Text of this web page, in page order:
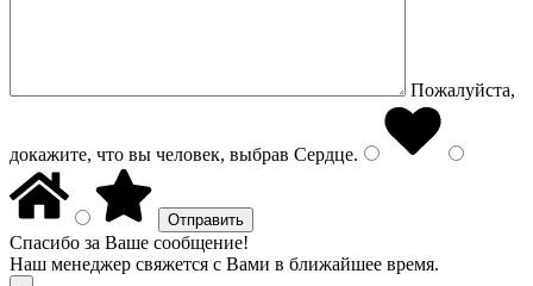
Пожалуйста,
докажите, что вы человек, выбрав Сердце.
Спасибо за Ваше сообщение!
Наш менеджер свяжется с Вами в ближайшее время.